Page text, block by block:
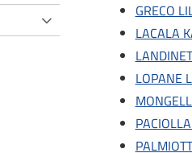
GRECO
LACALA
LOPANE